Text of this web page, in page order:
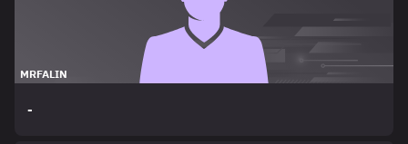
MRFALIN
-